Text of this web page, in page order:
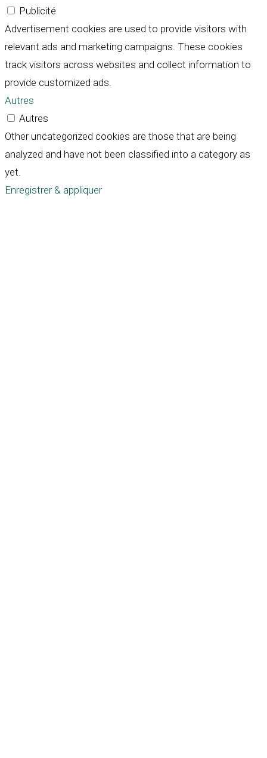
Publicité
Advertisement cookies are used to provide visitors with
relevant ads and marketing campaigns. These cookies
track visitors across websites and collect information to
provide customized ads.
Autres
Autres
Other uncategorized cookies are those that are being
analyzed and have not been classified into a category as
yet.
Enregistrer & appliquer